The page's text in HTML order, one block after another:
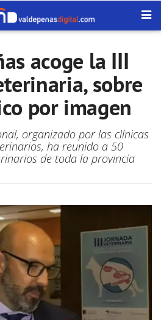
acoge la III
sobre
por imagen
organizado por las clínicas
ha reunido a 50
de toda la provincia